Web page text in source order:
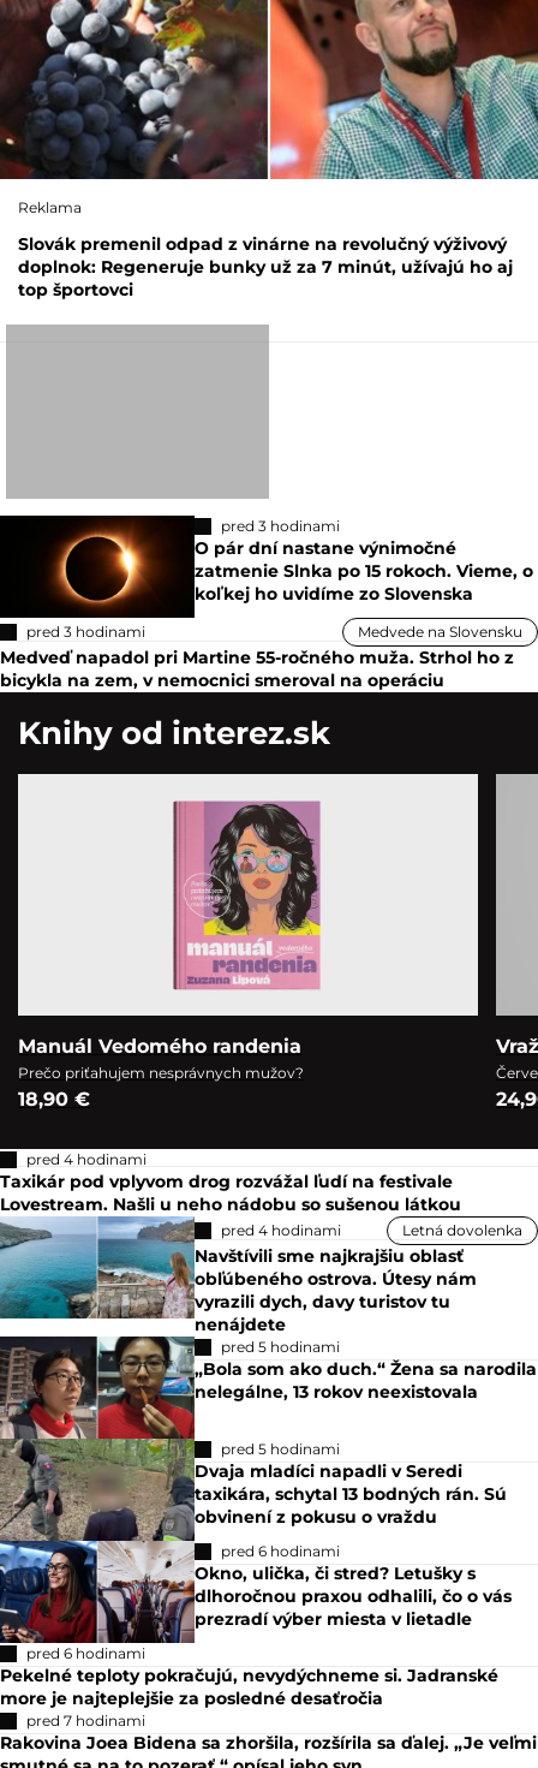
Reklama
Slovák premenil odpad z vinárne na revolučný výživový
doplnok: Regeneruje bunky už za 7 minút, užívajú ho aj
top športovci
pred 3 hodinami
O pár dní nastane výnimočné
zatmenie Slnka po 15 rokoch. Vieme, o
koľkej ho uvidíme zo Slovenska
pred 3 hodinami Medvede na Slovensku
Medveď napadol pri Martine 55-ročného muža. Strhol ho z
bicykla na zem, v nemocnici smeroval na operáciu
Knihy od interez.sk
Manuál Vedomého randenia
Prečo priťahujem nesprávnych mužov?
18,90 €
pred 4 hodinami
Taxikár pod vplyvom drog rozvážal ľudí na festivale
Lovestream. Našli u neho nádobu so sušenou látkou
pred 4 hodinami Letná dovolenka
Navštívili sme najkrajšiu oblasť
obľúbeného ostrova. Útesy nám
vyrazili dych, davy turistov tu
nenájdete
pred 5 hodinami
„Bola som ako duch.“ Žena sa narodila
nelegálne, 13 rokov neexistovala
pred 5 hodinami
Dvaja mladíci napadli v Seredi
taxikára, schytal 13 bodných rán. Sú
obvinení z pokusu o vraždu
pred 6 hodinami
Okno, ulička, či stred? Letušky s
dlhoročnou praxou odhalili, čo o vás
prezradí výber miesta v lietadle
pred 6 hodinami
Pekelné teploty pokračujú, nevydýchneme si. Jadranské
more je najteplejšie za posledné desaťročia
pred 7 hodinami
Rakovina Joea Bidena sa zhoršila, rozšírila sa ďalej. „Je veľmi